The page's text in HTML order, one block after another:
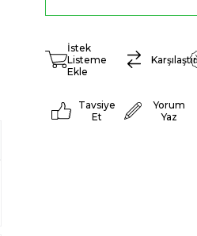
İstek
Listeme
Ekle
Karşılaştır
Tavsiye
Et
Yorum
Yaz